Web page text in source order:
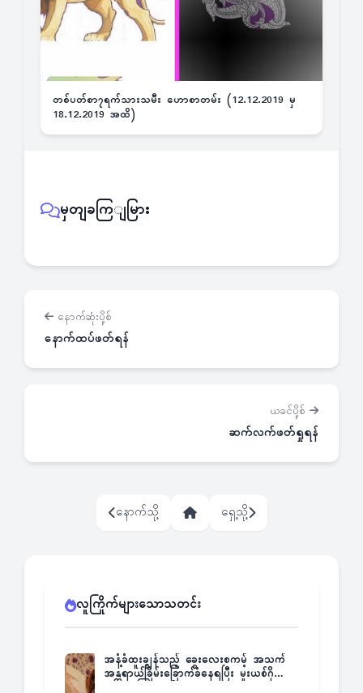
တစ်ပတ်စာ၇ရက်သားသမီး ဟောစာတမ်း (12.12.2019 မှ
18.12.2019 အထိ)
မှတျခကြျမြား
နောက်ဆုံးပို့စ်
နောက်ထပ်ဖတ်ရန်
ယခင်ပို့စ်
ဆက်လက်ဖတ်ရှုရန်
နောက်သို့ ရှေ့သို့
လူကြိုက်များသောသတင်း
အနံ့ခံထူးချွန်သည့် ခွေးလေးစကမ့် အသက်
အန္တရာယ်ခြိမ်းခြောက်ခံနေရပြီး မူးယစ်ဂိုဏ်း